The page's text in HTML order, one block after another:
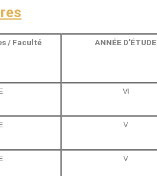
/ Faculté ANNÉE D’ÉTUDE
VI
V
V